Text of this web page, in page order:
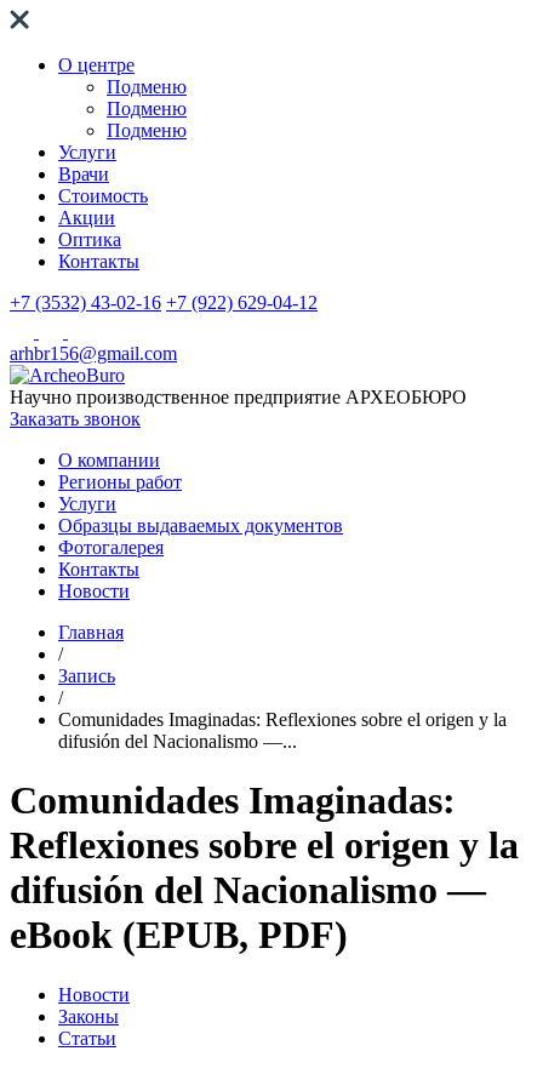
О центре
Подменю
Подменю
Подменю
Услуги
Врачи
Стоимость
Акции
Оптика
Контакты
+7 (3532) 43-02-16 +7 (922) 629-04-12
arhbr156@gmail.com
Научно производственное предприятие АРХЕОБЮРО
Заказать звонок
О компании
Регионы работ
Услуги
Образцы выдаваемых документов
Фотогалерея
Контакты
Новости
Главная
/
Запись
/
Comunidades Imaginadas: Reflexiones sobre el origen y la
difusión del Nacionalismo —...
Comunidades Imaginadas:
Reflexiones sobre el origen y la
difusión del Nacionalismo —
eBook (EPUB, PDF)
Новости
Законы
Статьи